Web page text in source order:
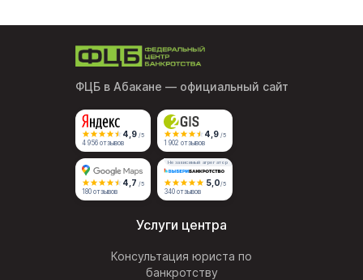
ФЦБ в Абакане — официальный сайт
4,9 /5
4 956 отзывов
4,9 /5
1 902 отзывов
4,7 /5
180 отзывов
Независимый агрегатор
5,0/5
340 отзывов
Услуги центра
Консультация юриста по
банкротству